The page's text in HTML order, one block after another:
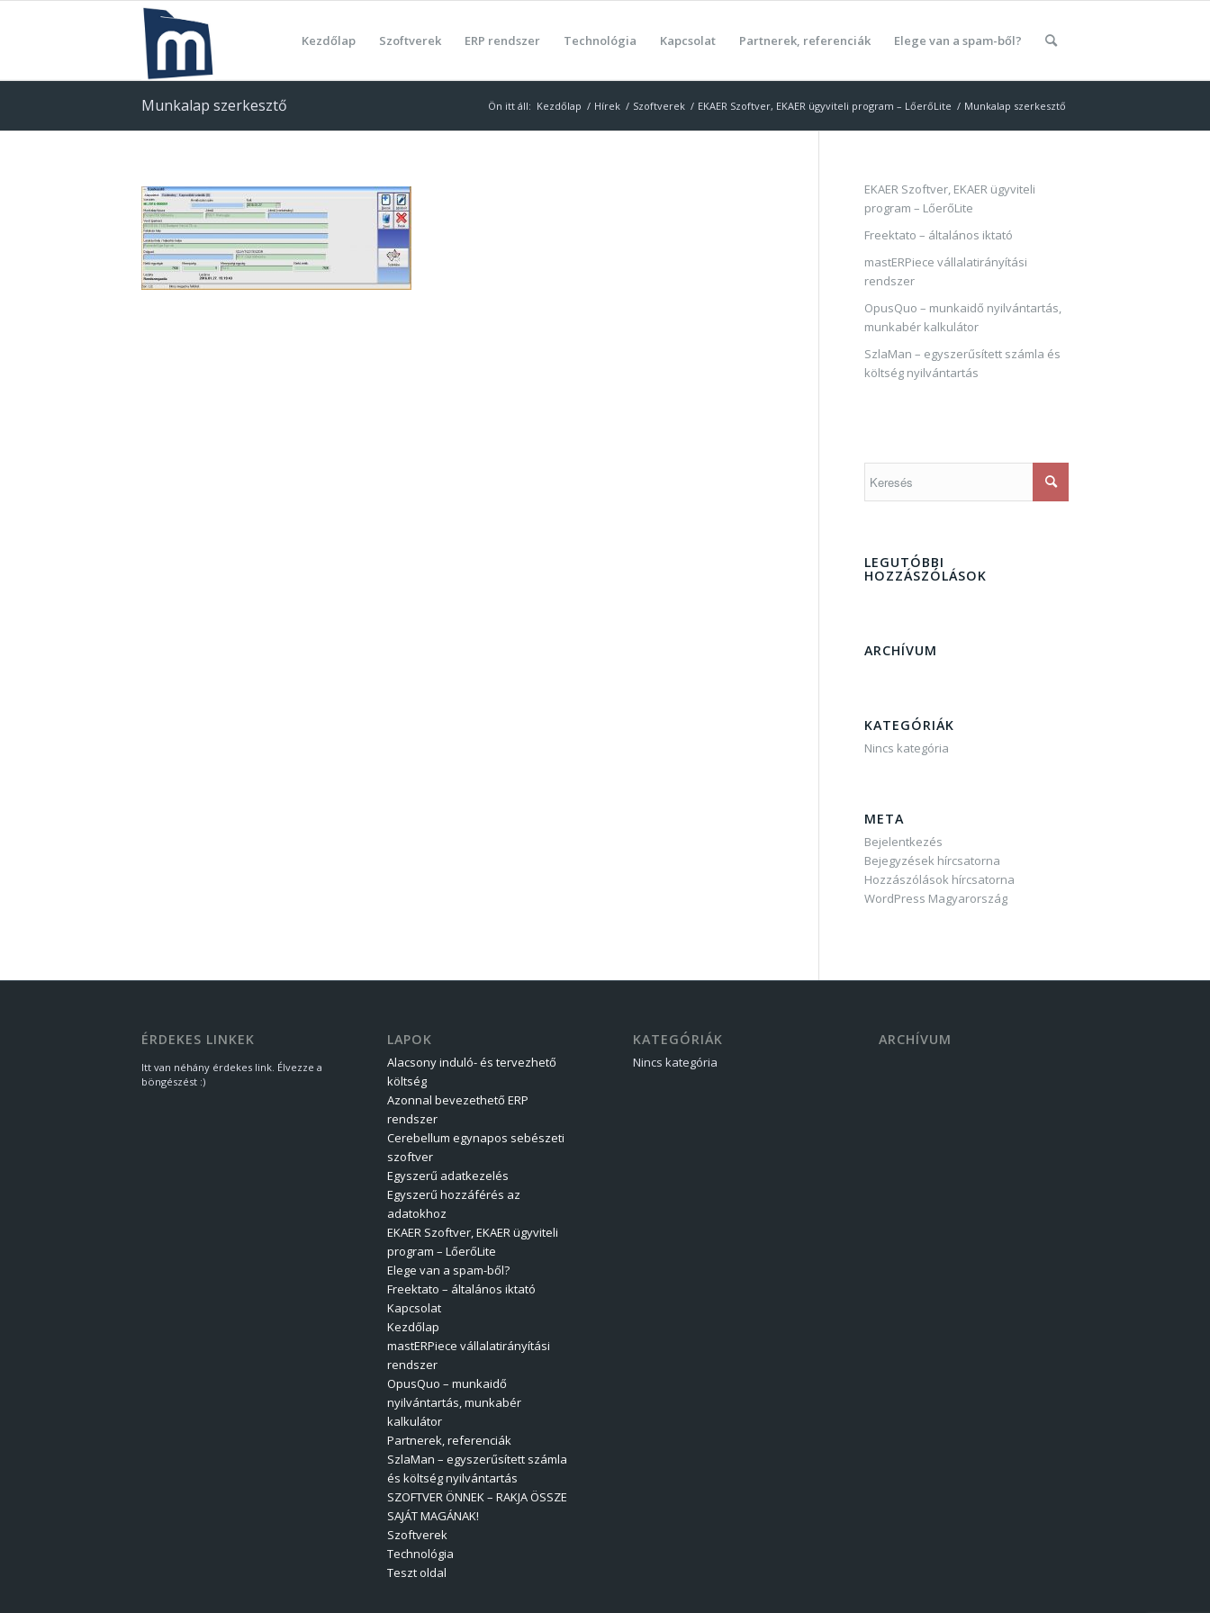
Kezdőlap Szoftverek ERP rendszer Technológia Kapcsolat Partnerek, referenciák Elege van a spam-ből?
Munkalap szerkesztő Ön itt áll: Kezdőlap / Hírek / Szoftverek / EKAER Szoftver, EKAER ügyviteli program – LőerőLite / Munkalap szerkesztő
EKAER Szoftver, EKAER ügyviteli
program – LőerőLite
Freektato – általános iktató
mastERPiece vállalatirányítási
rendszer
OpusQuo – munkaidő nyilvántartás,
munkabér kalkulátor
SzlaMan – egyszerűsített számla és
költség nyilvántartás
LEGUTÓBBI
HOZZÁSZÓLÁSOK
ARCHÍVUM
KATEGÓRIÁK
Nincs kategória
META
Bejelentkezés
Bejegyzések hírcsatorna
Hozzászólások hírcsatorna
WordPress Magyarország
ÉRDEKES LINKEK
Itt van néhány érdekes link. Élvezze a
böngészést :)
LAPOK
Alacsony induló- és tervezhető
költség
Azonnal bevezethető ERP
rendszer
Cerebellum egynapos sebészeti
szoftver
Egyszerű adatkezelés
Egyszerű hozzáférés az
adatokhoz
EKAER Szoftver, EKAER ügyviteli
program – LőerőLite
Elege van a spam-ből?
Freektato – általános iktató
Kapcsolat
Kezdőlap
mastERPiece vállalatirányítási
rendszer
OpusQuo – munkaidő
nyilvántartás, munkabér
kalkulátor
Partnerek, referenciák
SzlaMan – egyszerűsített számla
és költség nyilvántartás
SZOFTVER ÖNNEK – RAKJA ÖSSZE
SAJÁT MAGÁNAK!
Szoftverek
Technológia
Teszt oldal
KATEGÓRIÁK
Nincs kategória
ARCHÍVUM